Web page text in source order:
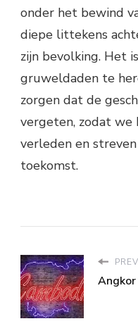
onder het bewind
diepe littekens
zijn bevolking. Het
gruweldaden te
zorgen dat de
vergeten, zodat we
verleden en
toekomst.